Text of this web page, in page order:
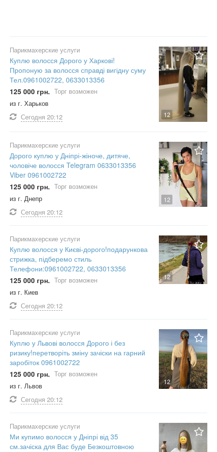
12
Парикмахерские услуги
Куплю волосся Дорого у Харкові!
Пропоную за волосся справді вигідну суму
Тел.0961002722, 0633013356
125 000 грн. Торг возможен
из г. Харьков
Сегодня 20:12
12
Парикмахерские услуги
Дорого куплю у Дніпрі-жіноче, дитяче,
чоловіче волосся Telegram 0633013356
Viber 0961002722
125 000 грн. Торг возможен
из г. Днепр
Сегодня 20:12
12
Парикмахерские услуги
Куплю волосся у Києві-дорого!подарункова
стрижка, підберемо стиль
Телефони:0961002722, 0633013356
125 000 грн. Торг возможен
из г. Киев
Сегодня 20:12
12
Парикмахерские услуги
Куплю у Львові волосся Дорого і без
ризику!перетворіть зміну зачіски на гарний
заробіток 0961002722
125 000 грн. Торг возможен
из г. Львов
Сегодня 20:12
Парикмахерские услуги
Ми купимо волосся у Дніпрі від 35
см.зачіска для Вас буде Безкоштовною